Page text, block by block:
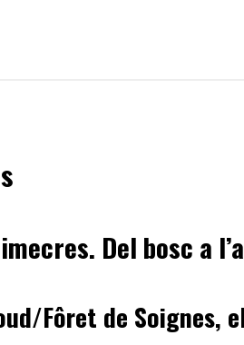
Del bosc a
Fôret de Soignes,